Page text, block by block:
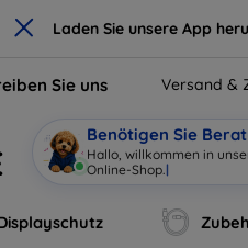
× Laden Sie unsere App
Sie uns Versand &
Benötigen Sie
Hallo, willkommen in
Online-Shop. |